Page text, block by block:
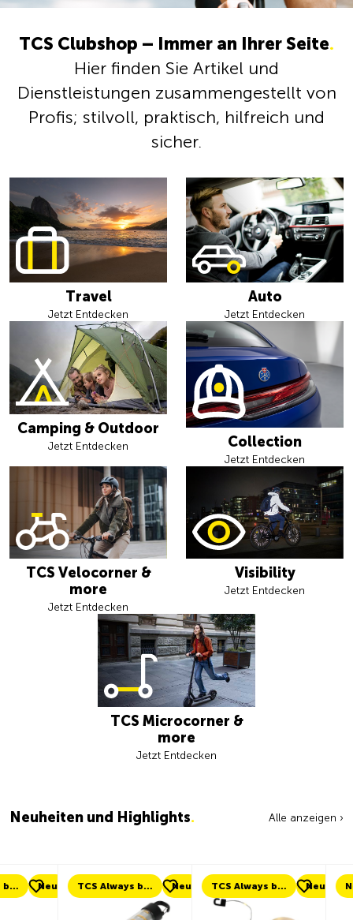
TCS Clubshop – Immer an Ihrer Seite.
Hier finden Sie Artikel und
Dienstleistungen zusammengestellt von
Profis; stilvoll, praktisch, hilfreich und
sicher.
Travel
Jetzt Entdecken
Auto
Jetzt Entdecken
Camping & Outdoor
Jetzt Entdecken Collection
Jetzt Entdecken
TCS Velocorner &
more
Jetzt Entdecken
Visibility
Jetzt Entdecken
TCS Microcorner &
more
Jetzt Entdecken
Neuheiten und Highlights. Alle anzeigen ›
TCS Always by my side Neu TCS Always by my side Neu Neu